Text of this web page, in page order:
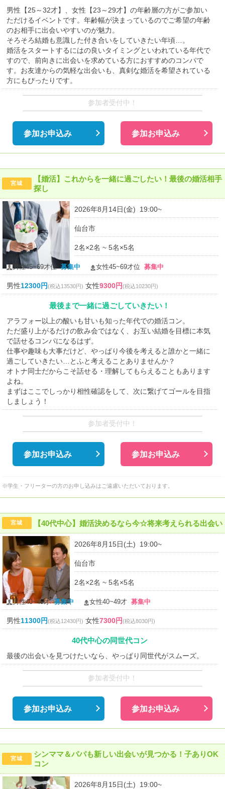
男性【25～32才】、女性【23～29才】の年齢層の方がご参加い
ただけるイベントです。年齢幅が決まっているのでご希望の年齢
のお相手に出会いやすいのが魅力。
そろそろ結婚も意識した付き合いをしていきたい年頃…。
婚活をスタートするにはの良いタイミングといわれている年代で
すので、前向きに出会いを求めている方におすすめのコンパで
す。お友達からの気軽な出会いも、真剣な婚活を希望されている
方にもぴったりです。
参加者受付中！
参加お申込み 参加お申込み
宮城
【婚活】これからを一緒に過ごしたい！最後の婚活相手
探し
2026年8月14日(金) 19:00~
仙台市
2名×2名 ~ 5名×5名
男性45~69才位募集中 女性45~69才位 募集中
男性12300円(税込13530円) 女性9300円(税込10230円)
最後まで一緒に過ごしていきたい！
アラフォー以上の酸いも甘いも知った年代での婚活コン。
ただ盛り上がるだけの飲み会ではなく、お互い結婚を目標に本気
で話せるコンパになるはず。
仕事や趣味も大事だけど、やっぱり今後を考えると誰かと一緒に
過ごしていきたい…とふと考えることありませんか？
オトナ同士だからこそ話せる・理解してもらえることもあります
よね。
まずはここでしっかり相性確認をして、次に繋げてゴールを目指
しましょう！
参加者受付中！
参加お申込み 参加お申込み
※学生・フリーターの方のお申し込みはご遠慮いただいております。
宮城 【40代中心】婚活決めるなら今☆将来考えられる出会い
2026年8月15日(土) 19:00~
仙台市
2名×2名 ~ 5名×5名
男性40~49才募集中 女性40~49才募集中
男性11300円(税込12430円) 女性7300円(税込8030円)
40代中心の同世代コン
最後の出会いを見つけたいなら、やっぱり同世代がスムーズ。
参加者受付中！
参加お申込み 参加お申込み
宮城
シンママ＆パパも新しい出会いが見つかる！子ありOK
コン
2026年8月15日(土) 19:00~